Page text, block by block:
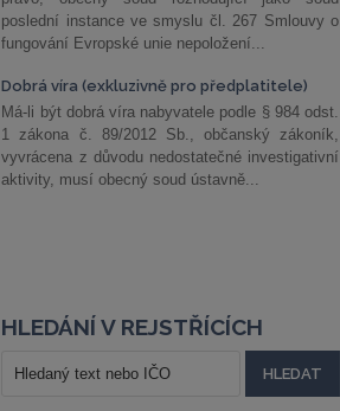
poslední instance ve smyslu čl. 267 Smlouvy o
fungování Evropské unie nepoložení...
Dobrá víra (exkluzivně pro předplatitele)
Má-li být dobrá víra nabyvatele podle § 984 odst.
1 zákona č. 89/2012 Sb., občanský zákoník,
vyvrácena z důvodu nedostatečné investigativní
aktivity, musí obecný soud ústavně...
HLEDÁNÍ V REJSTŘÍCÍCH